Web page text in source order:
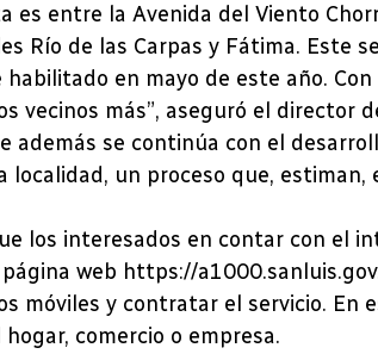
es entre la Avenida del Viento
Río de las Carpas y Fátima. Este
habilitado en mayo de este año.
vecinos más”, aseguró el director
además se continúa con el
localidad, un proceso que, estiman,
los interesados en contar con el
web https://
móviles y contratar el servicio. En
comercio o empresa.